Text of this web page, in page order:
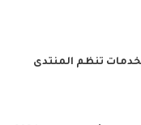
تنظم المنتدى